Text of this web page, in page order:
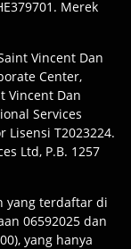
Merek
Vincent Dan
Center,
Vincent Dan
Services
Lisensi T2023224.
Ltd, P.B. 1257
yang terdaftar di
06592025 dan
yang hanya